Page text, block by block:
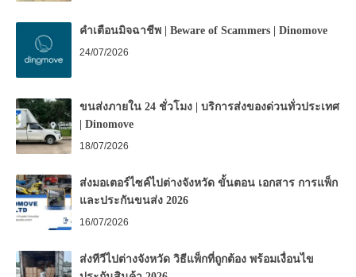
คำเตือนมิจฉาชีพ | Beware of Scammers | Dinomove
24/07/2026
ขนส่งภายใน 24 ชั่วโมง | บริการส่งของด่วนทั่วประเทศ
| Dinomove
18/07/2026
ส่งมอเตอร์ไซค์ไปต่างจังหวัด ขั้นตอน เอกสาร การแพ็ก
และประกันขนส่ง 2026
16/07/2026
ส่งทีวีไปต่างจังหวัด วิธีแพ็กที่ถูกต้อง พร้อมเงื่อนไข